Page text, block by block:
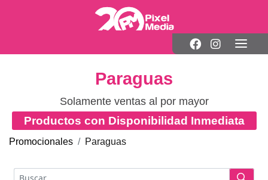
Paraguas
Solamente ventas al por mayor
Productos con Disponibilidad Inmediata
Promocionales Paraguas